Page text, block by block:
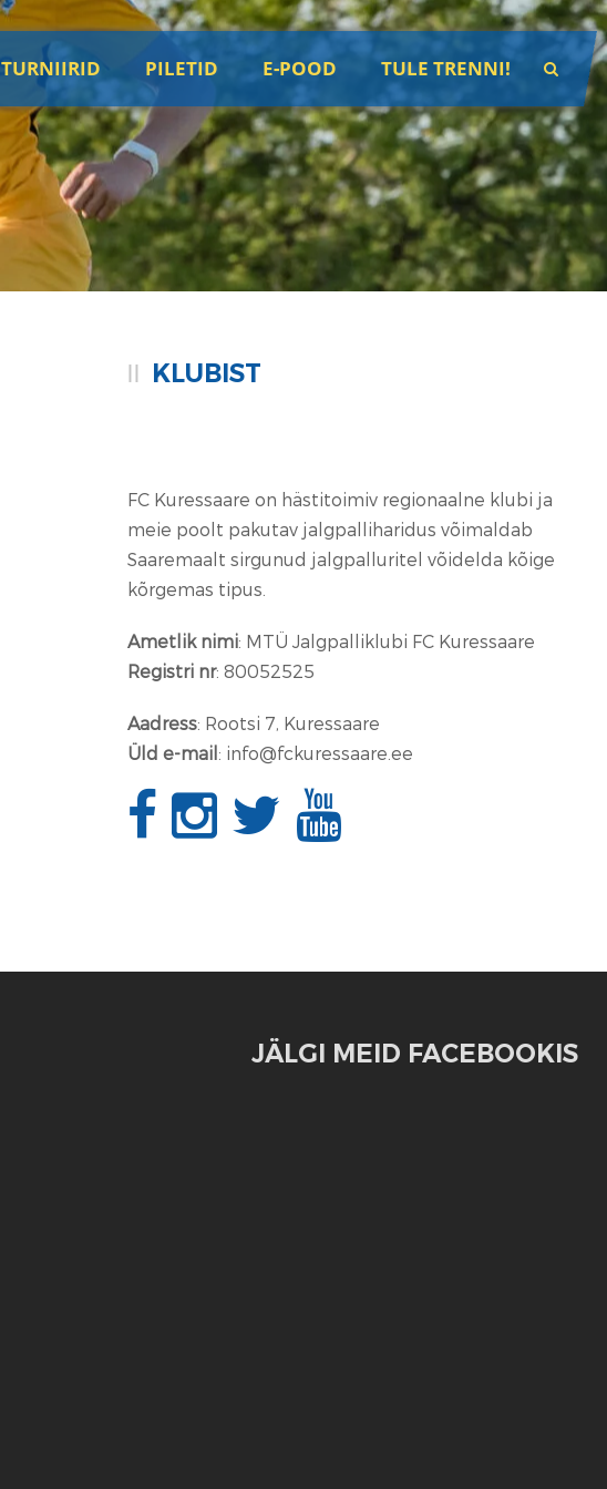
TURNIIRID PILETID E-POOD TULE TRENNI!
KLUBIST
FC Kuressaare on hästitoimiv regionaalne klubi ja
meie poolt pakutav jalgpalliharidus võimaldab
Saaremaalt sirgunud jalgpalluritel võidelda kõige
kõrgemas tipus.
Ametlik nimi: MTÜ Jalgpalliklubi FC Kuressaare
Registri nr: 80052525
Aadress: Rootsi 7, Kuressaare
Üld e-mail: info@fckuressaare.ee
JÄLGI MEID FACEBOOKIS